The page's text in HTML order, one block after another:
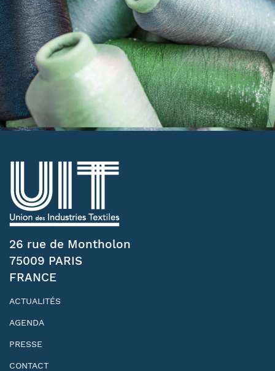
26 rue de Montholon
75009 PARIS
FRANCE
ACTUALITÉS
AGENDA
PRESSE
CONTACT